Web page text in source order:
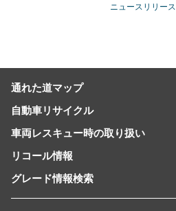
ニュースリリース
通れた道マップ
自動車リサイクル
車両レスキュー時の取り扱い
リコール情報
グレード情報検索